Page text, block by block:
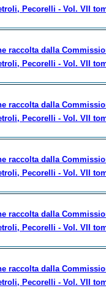
Pecorelli - Vol. VII
raccolta dalla
Pecorelli - Vol. VII
raccolta dalla
Pecorelli - Vol. VII
raccolta dalla
Pecorelli - Vol. VII
raccolta dalla
Pecorelli - Vol. VII
raccolta dalla
Pecorelli - Vol. VII